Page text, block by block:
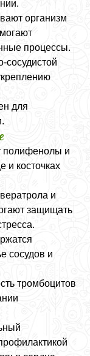
организм
процессы.
сосудистой
для
полифенолы и
и косточках
и
защищать
сосудов и
тромбоцитов